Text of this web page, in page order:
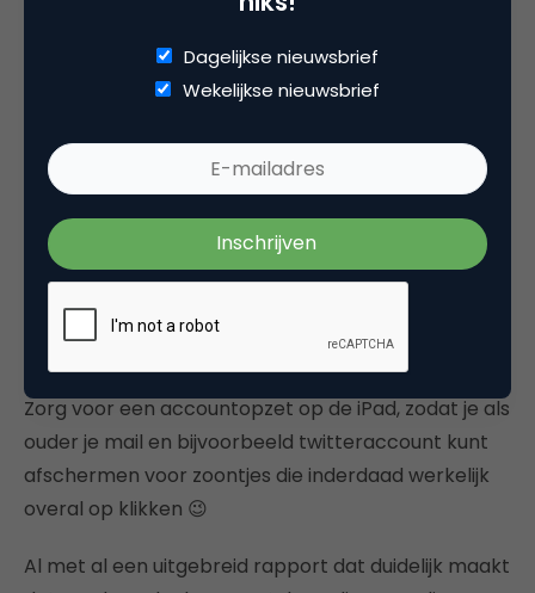
Tot slot geven de onderzoekers aan het einde van
aanbevelingen voor ouders, onderwijs en
kinderopvang zie hiervoorde pdf.
Tip voor Steve Jobs!
Als ouder van 3 kinderen van de leeftijd 7 en 5 is het
geheel voor mij erg herkenbaar. Eén aspect heb ik
gemist en dat is eigenlijk meer een tip naar Apple;
Zorg voor een accountopzet op de iPad, zodat je als
ouder je mail en bijvoorbeeld twitteraccount kunt
afschermen voor zoontjes die inderdaad werkelijk
overal op klikken 😉
Al met al een uitgebreid rapport dat duidelijk maakt
Dagelijkse nieuwsbrief
Wekelijkse nieuwsbrief